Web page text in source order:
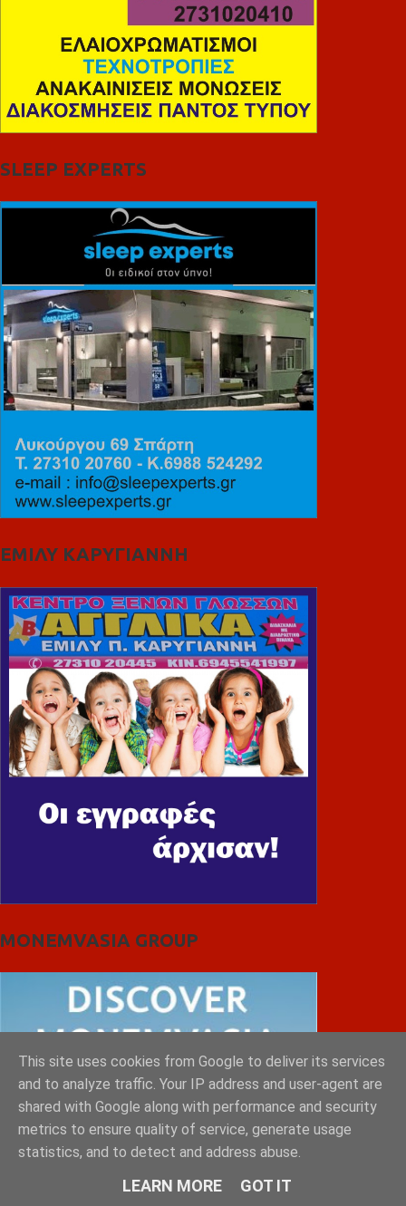
SLEEP EXPERTS
ΕΜΙΛΥ ΚΑΡΥΓΙΑΝΝΗ
MONEMVASIA GROUP
This site uses cookies from Google to deliver its services
and to analyze traffic. Your IP address and user-agent are
shared with Google along with performance and security
metrics to ensure quality of service, generate usage
statistics, and to detect and address abuse.
LEARN MORE GOT IT